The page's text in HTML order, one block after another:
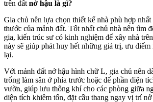
trên đất nở hậu là gì?
Gia chủ nên lựa chọn thiết kế nhà phù hợp
thước của mảnh đất. Tốt nhất chủ nhà nên tìm
gia, kiến trúc sư có kinh nghiệm để xây nhà
này sẽ giúp phát huy hết những giá trị, ưu điểm
lại.
Với mảnh đất nở hậu hình chữ L, gia chủ nên
trống làm sân ở phía trước hoặc để phần diện
vườn, giúp lưu thông khí cho các phòng giữa
diện tích khiêm tốn, đặt cầu thang ngay vị trí nở